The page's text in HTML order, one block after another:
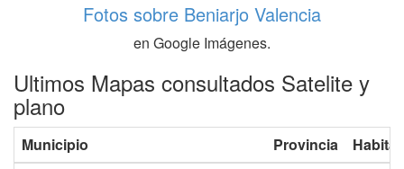
Fotos sobre Beniarjo Valencia
en Google Imágenes.
Ultimos Mapas consultados Satelite y
plano
Municipio Provincia